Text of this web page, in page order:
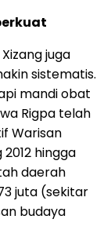
juga
sistematis.
mandi obat
Rigpa telah
Warisan
hingga
daerah
juta (sekitar
budaya